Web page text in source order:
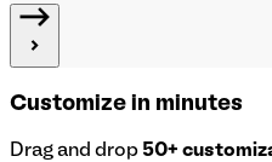
Customize in minutes
Drag and drop 50+